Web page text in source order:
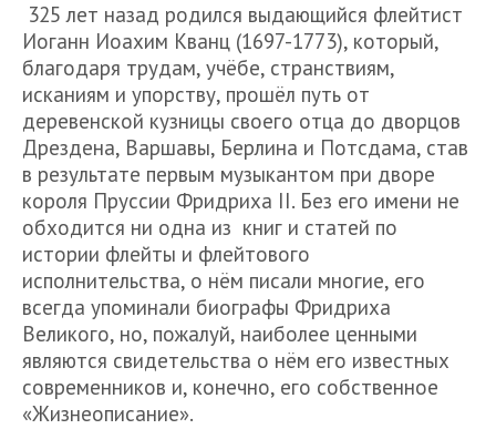
325 лет назад родился выдающийся флейтист
Иоганн Иоахим Кванц (1697-1773), который,
благодаря трудам, учёбе, странствиям,
исканиям и упорству, прошёл путь от
деревенской кузницы своего отца до дворцов
Дрездена, Варшавы, Берлина и Потсдама, став
в результате первым музыкантом при дворе
короля Пруссии Фридриха II. Без его имени не
обходится ни одна из книг и статей по
истории флейты и флейтового
исполнительства, о нём писали многие, его
всегда упоминали биографы Фридриха
Великого, но, пожалуй, наиболее ценными
являются свидетельства о нём его известных
современников и, конечно, его собственное
«Жизнеописание».